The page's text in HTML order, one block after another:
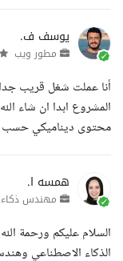
يوسف ف.
مطور ويب
أنا عملت شغل قريب
محتوى ديناميكي حسب
همسه ا.
مهندس
السلام عليكم ورحمة
الذكاء الاصطناعي